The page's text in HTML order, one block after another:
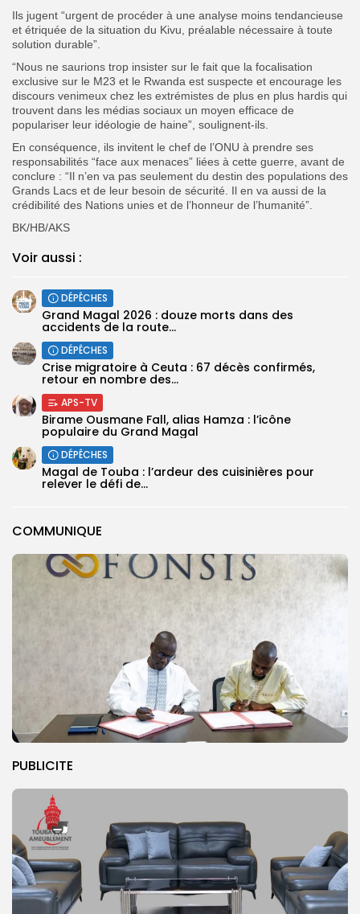
COMMUNIQUE
PUBLICITE
Ils jugent “urgent de procéder à une analyse moins tendancieuse
et étriquée de la situation du Kivu, préalable nécessaire à toute
solution durable”.
“Nous ne saurions trop insister sur le fait que la focalisation
exclusive sur le M23 et le Rwanda est suspecte et encourage les
discours venimeux chez les extrémistes de plus en plus hardis qui
trouvent dans les médias sociaux un moyen efficace de
populariser leur idéologie de haine”, soulignent-ils.
En conséquence, ils invitent le chef de l’ONU à prendre ses
responsabilités “face aux menaces” liées à cette guerre, avant de
conclure : “Il n’en va pas seulement du destin des populations des
Grands Lacs et de leur besoin de sécurité. Il en va aussi de la
crédibilité des Nations unies et de l’honneur de l’humanité”.
BK/HB/AKS
Voir aussi :
DÉPÊCHES
Grand Magal 2026 : douze morts dans des
accidents de la route...
DÉPÊCHES
Crise migratoire à Ceuta : 67 décès confirmés,
retour en nombre des...
APS-TV
Birame Ousmane Fall, alias Hamza : l’icône
populaire du Grand Magal
DÉPÊCHES
Magal de Touba : l’ardeur des cuisinières pour
relever le défi de...